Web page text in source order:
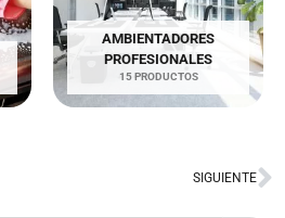
AMBIENTADORES
PROFESIONALES
15 PRODUCTOS
SIGUIENTE